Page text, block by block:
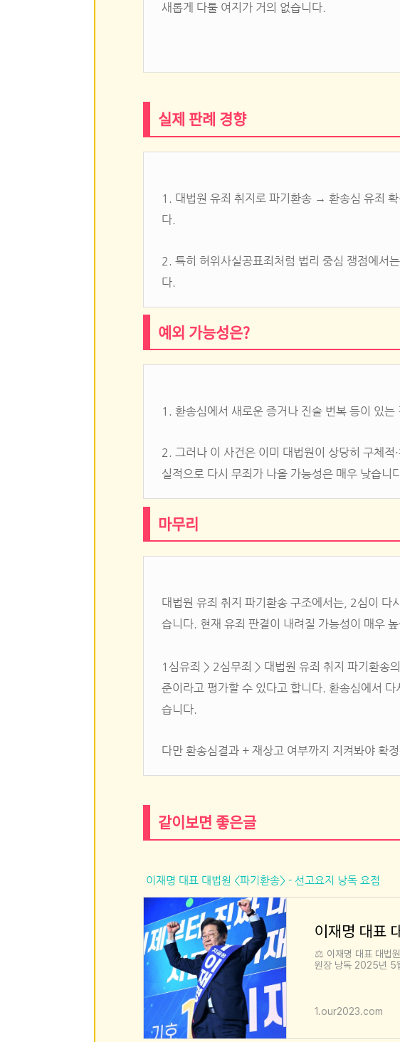
새롭게 다툴 여지가 거의 없습니다.
실제 판례 경향
1. 대법원 유죄 취지로 파기환송 → 환송심 유죄
다.
2. 특히 허위사실공표죄처럼 법리 중심 쟁점에서
다.
예외 가능성은?
1. 환송심에서 새로운 증거나 진술 번복 등이 있는
2. 그러나 이 사건은 이미 대법원이 상당히 구체적
실적으로 다시 무죄가 나올 가능성은 매우 낮습니
마무리
대법원 유죄 취지 파기환송 구조에서는, 2심이 다
습니다. 현재 유죄 판결이 내려질 가능성이 매우
1심유죄 > 2심무죄 > 대법원 유죄 취지 파기환송
준이라고 평가할 수 있다고 합니다. 환송심에서
습니다.
다만 환송심결과 + 재상고 여부까지 지켜봐야 확
같이보면 좋은글
이재명 대표 대법원 <파기환송> - 선고요지 낭독 요점
⚖️ 이재명 대표 대법
원장 낭독 2025년 5
1.our2023.com